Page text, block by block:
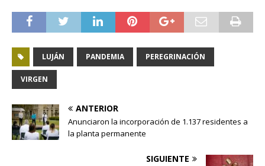
LUJÁN PANDEMIA PEREGRINACIÓN
VIRGEN
ANTERIOR
Anunciaron la incorporación de 1.137 residentes a
la planta permanente
SIGUIENTE